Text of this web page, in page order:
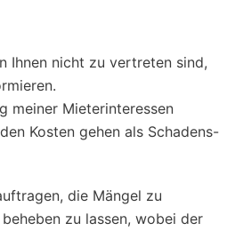
Ihnen nicht zu vertreten sind,
meiner Mieterinteressen
Kosten gehen als Schadens-
die Mängel zu
zu lassen, wobei der